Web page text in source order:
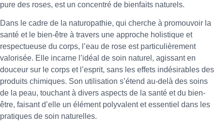
pure des roses, est un concentré de bienfaits naturels.
Dans le cadre de la naturopathie, qui cherche à promouvoir la
santé et le bien-être à travers une approche holistique et
respectueuse du corps, l’eau de rose est particulièrement
valorisée. Elle incarne l’idéal de soin naturel, agissant en
douceur sur le corps et l’esprit, sans les effets indésirables des
produits chimiques. Son utilisation s’étend au-delà des soins
de la peau, touchant à divers aspects de la santé et du bien-
être, faisant d’elle un élément polyvalent et essentiel dans les
pratiques de soin naturelles.